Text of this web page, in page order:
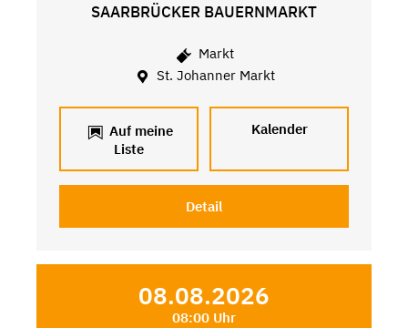
SAARBRÜCKER BAUERNMARKT
Markt
St. Johanner Markt
Auf meine
Liste
Kalender
Detail
08.08.2026
08:00 Uhr